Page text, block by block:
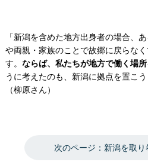
「新潟を含めた地方出身者の場合、
や両親・家族のことで故郷に戻らな
す。 ならば、私たちが地方で働く場
うに考えたのも、新潟に拠点を置こ
（柳原さん）
次のページ：新潟を取